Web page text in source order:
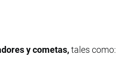
y cometas,tales como: